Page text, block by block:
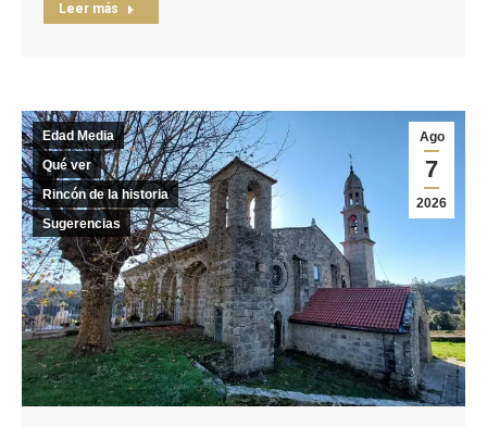
Leer más
Ago
7
2026
Edad Media
Qué ver
Rincón de la historia
Sugerencias